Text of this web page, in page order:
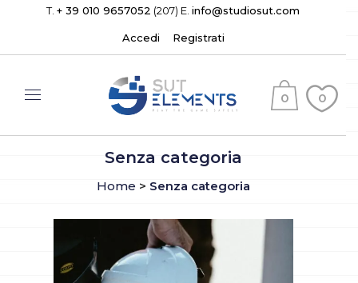
T. + 39 010 9657052 (207) E. info@studiosut.com
Accedi Registrati
0 0
Senza categoria
Home > Senza categoria